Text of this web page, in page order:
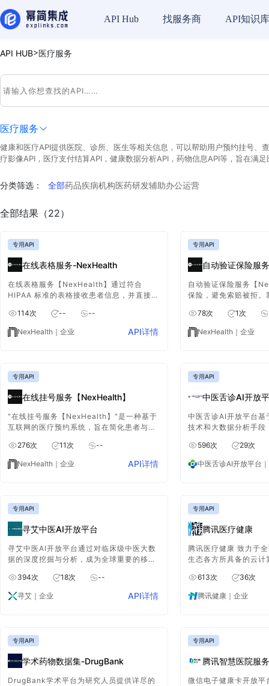
API Hub 找服务商 API知识库
API HUB>医疗服务
医疗服务
健康和医疗API提供医院、诊所、医生等相关信息，可以帮助用户预约挂号、
疗影像API，医疗支付结算API，健康数据分析API，药物信息API等，旨在满
分类筛选： 全部药品疾病机构医药研发辅助办公运营
全部结果（22）
专用API
在线表格服务-NexHealth
在线表格服务【NexHealth】通过符合
HIPAA 标准的表格接收患者信息，并直接同
114次 -- --
NexHealth ｜企业 API详情
专用API
自动验证保险服
自动验证保险服务【
保险，避免索赔被拒。
提交被拒绝的索赔。
78次 1 次
NexHealth ｜企业
专用API
在线挂号服务【NexHealth】
"在线挂号服务【NexHealth】"是一种基于
互联网的医疗预约系统，旨在简化患者与医
者满意度。
276次 11 次 --
NexHealth ｜企业 API详情
专用API
中医舌诊AI开放
中医舌诊AI开放平台基
技术和大数据分析手
机器学习、深度学习
象特征进行精准识别
析。
596次 29次
中医舌诊AI开放平台
专用API
寻艾中医AI开放平台
寻艾中医AI开放平台通过对临床级中医大数
据的深度挖掘与分析，成为全球重要的移动
数据分析，健康风险评估与疾病预警和预
测，可促进相关大健康产业的高效发展。
394次 18次 --
寻艾 ｜企业 API详情
专用API
腾讯医疗健康
腾讯医疗健康 致力于
生态各方所具备的云计
疗健康行业实现数字
行业朝着更智能、更
613次 36次
腾讯健康 ｜企业
专用API
学术药物数据集-DrugBank
DrugBank学术平台为研究人员提供详尽的
专用API
腾讯智慧医院服务
微信电子健康卡开放平